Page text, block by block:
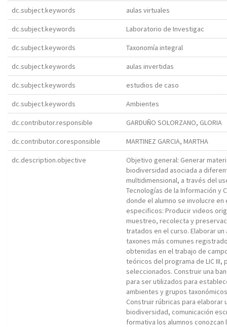
dc.subject.keywords aulas virtuales
dc.subject.keywords Laboratorio de Investigac
dc.subject.keywords Taxonomía integral
dc.subject.keywords aulas invertidas
dc.subject.keywords estudios de caso
dc.subject.keywords Ambientes
dc.contributor.responsible GARDUÑO SOLORZANO, GLORIA
dc.contributor.coresponsible MARTINEZ GARCIA, MARTHA
dc.description.objective
Objetivo general: Generar
biodiversidad asociada a
multidimensional, a través del
Tecnologías de la Información y
donde el alumno se involucre
especificos: Producir videos
muestreo, recolecta y
tratados en el curso. Elaborar
taxones más comunes
obtenidas en el trabajo de
teóricos del programa de LIC III,
seleccionados. Construir una
para ser utilizados para
ambientes y grupos
Construir rúbricas para
biodiversidad, comunicación
formativa los alumnos